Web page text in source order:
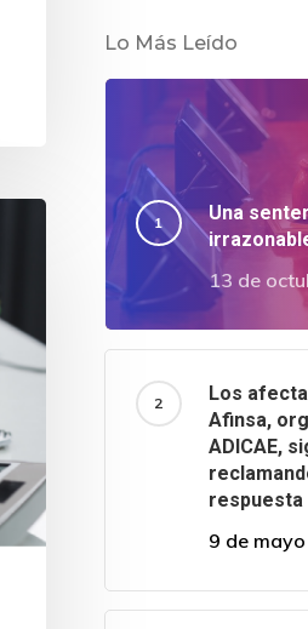
Lo Más Leído
Una
13 de
Los
Afinsa,
ADICAE,
respuesta
9 de